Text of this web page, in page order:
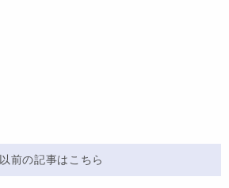
以前の記事はこちら